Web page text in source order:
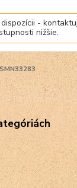
-
nižšie.